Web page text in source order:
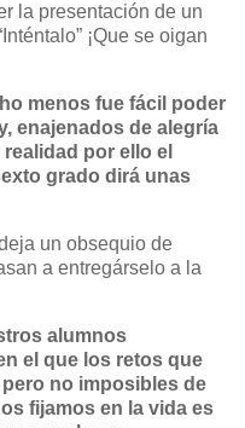
la presentación de un
¡Que se oigan
menos fue fácil poder
enajenados de alegría
por ello el
grado dirá unas
un obsequio de
a entregárselo a la
alumnos
el que los retos que
no imposibles de
fijamos en la vida es